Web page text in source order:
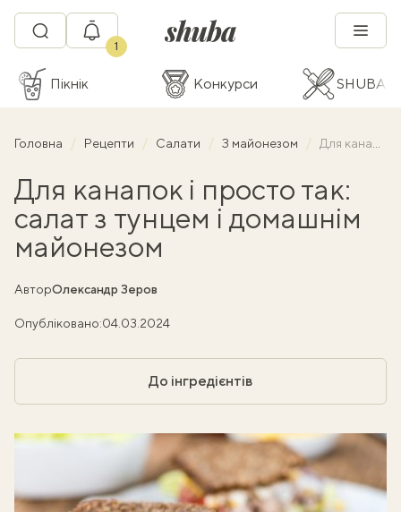
1
Пікнік Конкурси SHUBA
Головна Рецепти Салати З майонезом Для канапок і просто так: салат з тунцем і домашнім майонезом
Для канапок і просто так:
салат з тунцем і домашнім
майонезом
АвторОлександр Зеров
Опубліковано:04.03.2024
До інгредієнтів